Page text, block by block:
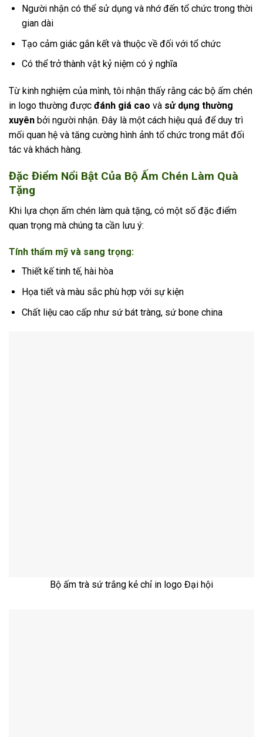
Người nhận có thể sử dụng và nhớ đến tổ chức trong thời
gian dài
Tạo cảm giác gắn kết và thuộc về đối với tổ chức
Có thể trở thành vật kỷ niệm có ý nghĩa
Từ kinh nghiệm của mình, tôi nhận thấy rằng các bộ ấm chén
in logo thường được đánh giá cao và sử dụng thường
xuyên bởi người nhận. Đây là một cách hiệu quả để duy trì
mối quan hệ và tăng cường hình ảnh tổ chức trong mắt đối
tác và khách hàng.
Đặc Điểm Nổi Bật Của Bộ Ấm Chén Làm Quà
Tặng
Khi lựa chọn ấm chén làm quà tặng, có một số đặc điểm
quan trọng mà chúng ta cần lưu ý:
Tính thẩm mỹ và sang trọng:
Thiết kế tinh tế, hài hòa
Họa tiết và màu sắc phù hợp với sự kiện
Chất liệu cao cấp như sứ bát tràng, sứ bone china
Bộ ấm trà sứ trắng kẻ chỉ in logo Đại hội